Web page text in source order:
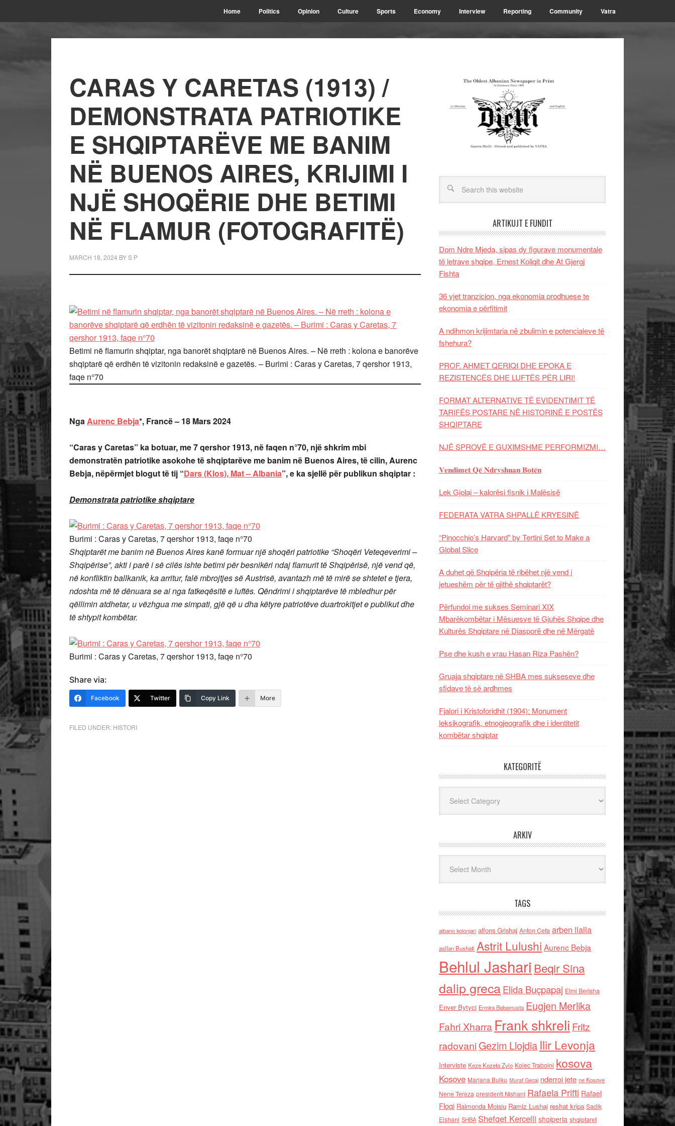
Home Politics Opinion Culture Sports Economy Interview Reporting Community Vatra
CARAS Y CARETAS (1913) /
DEMONSTRATA PATRIOTIKE
E SHQIPTARËVE ME BANIM
NË BUENOS AIRES, KRIJIMI I
NJË SHOQËRIE DHE BETIMI
NË FLAMUR (FOTOGRAFITË)
MARCH 18, 2024 BYS P
Betimi në flamurin shqiptar, nga banorët shqiptarë në Buenos Aires. – Në rreth : kolona e banorëve
shqiptarë që erdhën të vizitonin redaksinë e gazetës. – Burimi : Caras y Caretas, 7 qershor 1913,
faqe n°70
NgaAurenc Bebja*, Francë – 18 Mars 2024
“Caras y Caretas” ka botuar, me 7 qershor 1913, në faqen n°70, një shkrim mbi
demonstratën patriotike asokohe të shqiptarëve me banim në Buenos Aires, të cilin, Aurenc
Bebja, nëpërmjet blogut të tij “Dars (Klos), Mat – Albania”, e ka sjellë për publikun shqiptar :
Demonstrata patriotike shqiptare
Burimi : Caras y Caretas, 7 qershor 1913, faqe n°70
Shqiptarët me banim në Buenos Aires kanë formuar një shoqëri patriotike “Shoqëri Veteqeverimi –
Shqipërise”, akti i parë i së cilës ishte betimi për besnikëri ndaj flamurit të Shqipërisë, një vend që,
në konfliktin ballkanik, ka arritur, falë mbrojtjes së Austrisë, avantazh më të mirë se shtetet e tjera,
ndoshta më të dënuara se ai nga fatkeqësitë e luftës. Qëndrimi i shqiptarëve të mbledhur për
qëllimin atdhetar, u vëzhgua me simpati, gjë që u dha këtyre patriotëve duartrokitjet e publikut dhe
të shtypit kombëtar.
Burimi : Caras y Caretas, 7 qershor 1913, faqe n°70
Share via:
Facebook Twitter Copy Link More
FILED UNDER: HISTORI
ARTIKUJT E FUNDIT
Dom Ndre Mjeda, sipas dy figurave monumentale
të letrave shqipe, Ernest Koliqit dhe At Gjergj
Fishta
36 vjet tranzicion, nga ekonomia prodhuese te
ekonomia e përfitimit
A ndihmon krijimtaria në zbulimin e potencialeve të
fshehura?
PROF. AHMET QERIQI DHE EPOKA E
REZISTENCЁS DHE LUFTЁS PЁR LIRI!
FORMAT ALTERNATIVE TË EVIDENTIMIT TË
TARIFËS POSTARE NË HISTORINË E POSTËS
SHQIPTARE
NJË SPROVË E GUXIMSHME PERFORMIZMI…
𝐕𝐞𝐧𝐝𝐢𝐦𝐞𝐭 𝐐𝐞̈ 𝐍𝐝𝐫𝐲𝐬𝐡𝐮𝐚𝐧 𝐁𝐨𝐭𝐞̈𝐧
Lek Gjolaj – kalorësi fisnik i Malësisë
FEDERATA VATRA SHPALLË KRYESINË
“Pinocchio’s Harvard” by Tertini Set to Make a
Global Slice
A duhet që Shqipëria të ribëhet një vend i
jetueshëm për të gjithë shqiptarët?
Përfundoi me sukses Seminari XIX
Mbarëkombëtar i Mësuesve të Gjuhës Shqipe dhe
Kulturës Shqiptare në Diasporë dhe në Mërgatë
Pse dhe kush e vrau Hasan Riza Pashën?
Gruaja shqiptare në SHBA mes sukseseve dhe
sfidave të së ardhmes
Fjalori i Kristoforidhit (1904): Monument
leksikografik, etnogjeografik dhe i identitetit
kombëtar shqiptar
KATEGORITË
ARKIV
TAGS
albano kolonjari alfons Grishaj Anton Cefa arben llalla
asllan Bushati Astrit Lulushi Aurenc Bebja
Behlul Jashari Beqir Sina
dalip grecaElida Buçpapaj Elmi Berisha
Enver Bytyci Ermira Babamusta Eugjen Merlika
Fahri Xharra Frank shkreli Fritz
radovaniGezim Llojdia Ilir Levonja
Interviste Keze Kozeta Zylo Kolec Traboini kosova
Kosove Marjana Bulku Murat Gecaj nderroi jete ne Kosove
Nene Tereza presidenti Nishani Rafaela Prifti Rafael
Floqi Raimonda Moisiu Ramiz Lushaj reshat kripa Sadik
Elshani SHBA Shefqet Kercelli shqiperia shqiptaret